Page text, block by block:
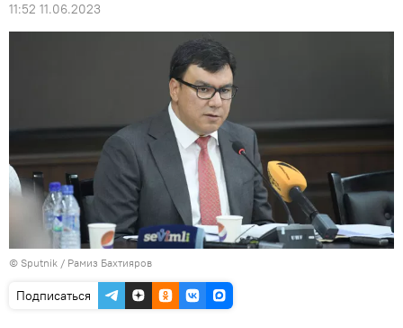
11:52 11.06.2023
© Sputnik / Рамиз Бахтияров
Подписаться